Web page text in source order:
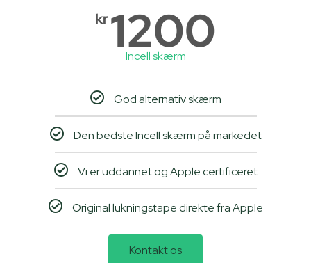
kr1200
Incell skærm
God alternativ skærm
Den bedste Incell skærm på markedet
Vi er uddannet og Apple certificeret
Original lukningstape direkte fra Apple
Kontakt os